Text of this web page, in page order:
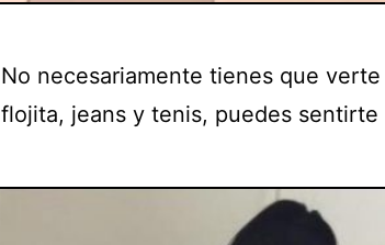
No necesariamente tienes que
flojita, jeans y tenis, puedes